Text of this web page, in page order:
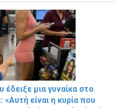
μια γυναίκα στο
είναι η κυρία που